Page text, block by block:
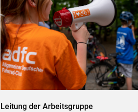
Leitung der Arbeitsgruppe